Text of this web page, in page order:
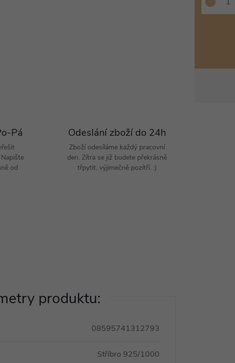
Pá
od
Odeslání zboží do 24h
Zboží odesíláme každý pracovní
den. Zítra se již budete překrásně
třpytit, výjimečně pozítří. :)
produktu:
08595741312793
Stříbro 925/1000